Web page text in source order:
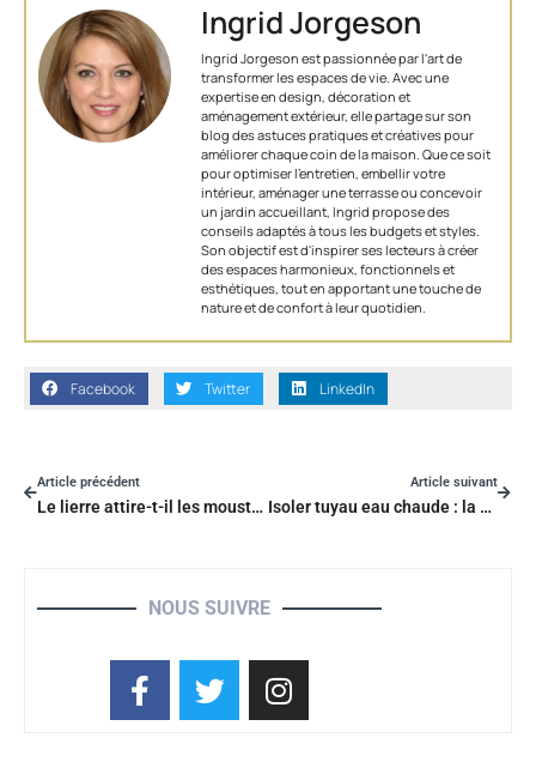
Ingrid Jorgeson
Ingrid Jorgeson est passionnée par l'art de
transformer les espaces de vie. Avec une
expertise en design, décoration et
aménagement extérieur, elle partage sur son
blog des astuces pratiques et créatives pour
améliorer chaque coin de la maison. Que ce soit
pour optimiser l’entretien, embellir votre
intérieur, aménager une terrasse ou concevoir
un jardin accueillant, Ingrid propose des
conseils adaptés à tous les budgets et styles.
Son objectif est d'inspirer ses lecteurs à créer
des espaces harmonieux, fonctionnels et
esthétiques, tout en apportant une touche de
nature et de confort à leur quotidien.
Facebook Twitter LinkedIn
Article précédent
Le lierre attire-t-il les moustiques : la réponse et les précautions à prendre
Article suivant
Isoler tuyau eau chaude : la méthode facile pour optimiser vos économies d’énergie
NOUS SUIVRE